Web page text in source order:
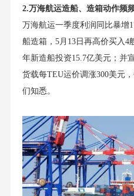
2.万海航运造船、造箱动作频
万海航运一季度利润同比暴增
船造箱，5月13日再高价买入4
年新造船投资15.7亿美元；并
货载每TEU运价调涨300美元
们知悉。